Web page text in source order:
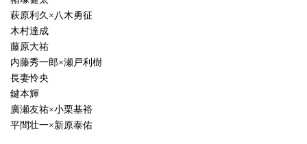
萩原利久×八木勇征
木村達成
藤原大祐
内藤秀一郎×瀬戸利樹
長妻怜央
鍵本輝
廣瀬友祐×小栗基裕
平間壮一×新原泰佑